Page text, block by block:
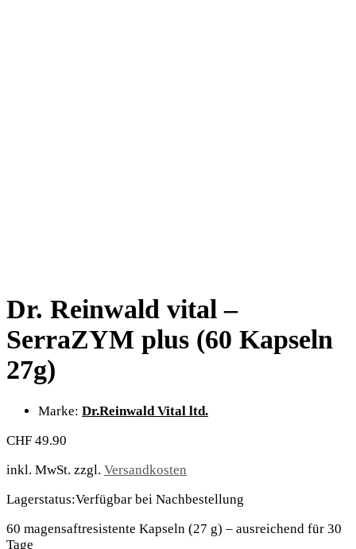
Dr. Reinwald vital –
SerraZYM plus (60 Kapseln
27g)
Marke: Dr.Reinwald Vital ltd.
CHF 49.90
inkl. MwSt. zzgl. Versandkosten
Lagerstatus:Verfügbar bei Nachbestellung
60 magensaftresistente Kapseln (27 g) – ausreichend für 30
Tage